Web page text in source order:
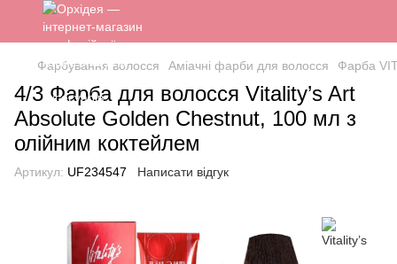
Фарбування волосся Аміачні фарби для волосся Фарба
4/3 Фарба для волосся Vitality’s Art
Absolute Golden Chestnut, 100 мл з
олійним коктейлем
Артикул: UF234547 Написати відгук